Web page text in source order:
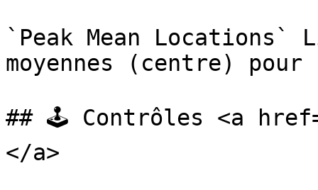
`Peak Mean Locations`
moyennes (centre) pour
## 🕹️ Contrôles <a
</a>